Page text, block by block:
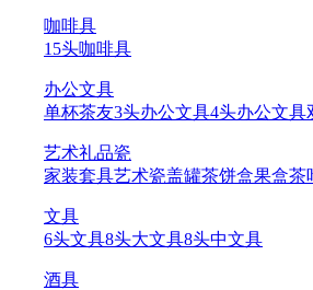
咖啡具
15头咖啡具
办公文具
单杯茶友3头办公文具4头办公文具
艺术礼品瓷
家装套具艺术瓷盖罐茶饼盒果盒茶
文具
6头文具8头大文具8头中文具
酒具